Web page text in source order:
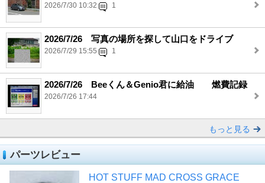
2026/7/30 10:32 1
2026/7/26 写真の場所を探して山口をドライブ
2026/7/29 15:55 1
2026/7/26 Beeくん＆Genio君に給油 燃費記録
2026/7/26 17:44
もっと見る
パーツレビュー
HOT STUFF MAD CROSS GRACE